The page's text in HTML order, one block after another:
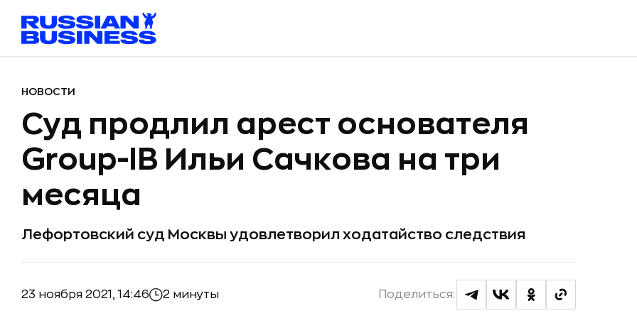
НОВОСТИ
Суд продлил арест основателя
Group-IB Ильи Сачкова на три
месяца
Лефортовский суд Москвы удовлетворил ходатайство следствия
23 ноября 2021, 14:46 2 минуты Поделиться: